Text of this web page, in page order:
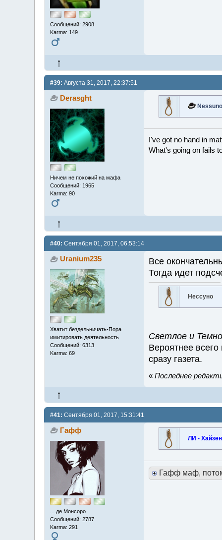
Сообщений: 2908
Karma: 149
#39: Августа 31, 2017, 22:37:51
Derasght
Ничем не похожий на мафа
Сообщений: 1965
Karma: 90
I've got no hand in
What's going on fails
#40: Сентября 01, 2017, 06:53:14
Uranium235
Хватит бездельничать-Пора
имитировать деятельность
Сообщений: 6313
Karma: 69
Все
Тогда идет
Нессуно
Светлое и
Вероятнее
сразу газета.
« Последнее
#41: Сентября 01, 2017, 15:31:41
Гафф
... де Монсоро
Сообщений: 2787
Karma: 291
ЛИ -
Гафф маф,